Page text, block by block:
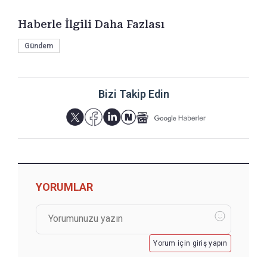
Haberle İlgili Daha Fazlası
Gündem
Bizi Takip Edin
YORUMLAR
Yorum için giriş yapın